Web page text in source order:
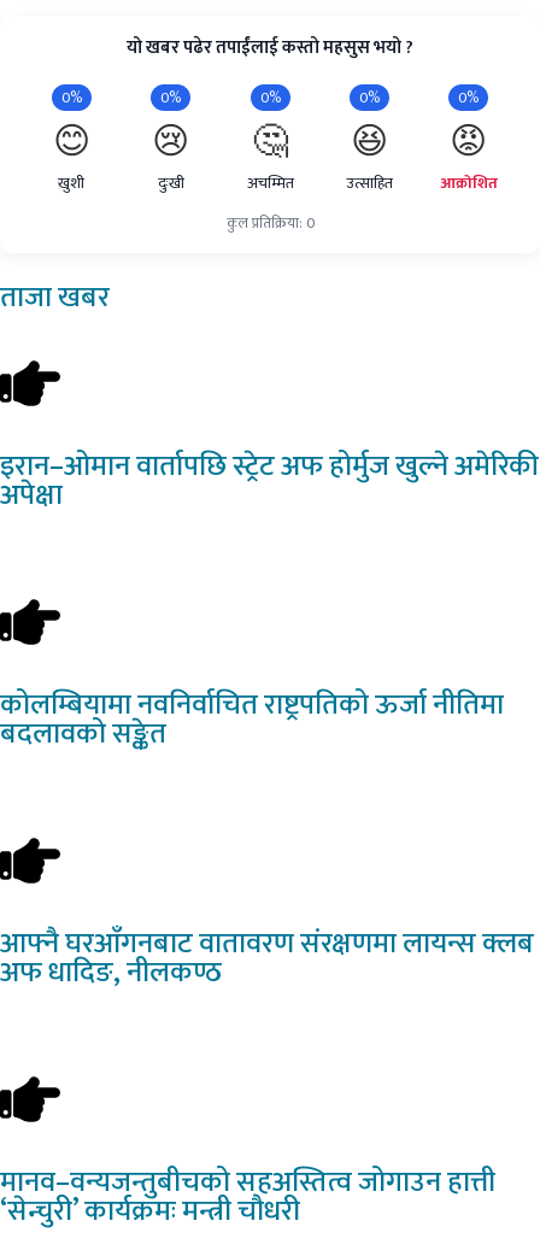
यो खबर पढेर तपाईंलाई कस्तो महसुस भयो ?
0%
😊
खुशी
0%
😢
दुःखी
0%
🤔
अचम्मित
0%
😆
उत्साहित
0%
😡
आक्रोशित
कुल प्रतिक्रिया: 0
ताजाखबर
इरान–ओमानवार्तापछि स्ट्रेट अफ होर्मुज खुल्ने अमेरिकी
अपेक्षा
कोलम्बियामानवनिर्वाचित राष्ट्रपतिको ऊर्जा नीतिमा
बदलावको सङ्केत
आफ्नैघरआँगनबाट वातावरण संरक्षणमा लायन्स क्लब
अफ धादिङ, नीलकण्ठ
मानव–वन्यजन्तुबीचकोसहअस्तित्व जोगाउन हात्ती
‘सेन्चुरी’ कार्यक्रमः मन्त्री चौधरी